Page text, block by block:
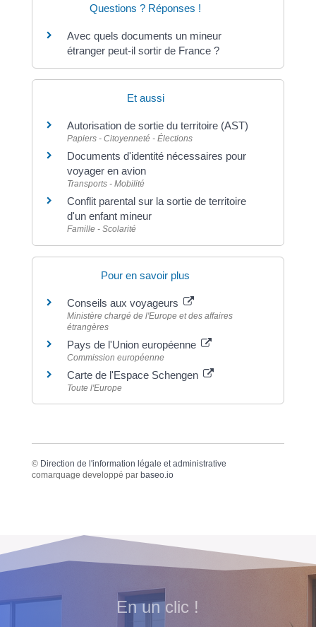
Questions ? Réponses !
Avec quels documents un mineur
étranger peut-il sortir de France ?
Et aussi
Autorisation de sortie du territoire (AST)
Papiers - Citoyenneté - Élections
Documents d'identité nécessaires pour
voyager en avion
Transports - Mobilité
Conflit parental sur la sortie de territoire
d'un enfant mineur
Famille - Scolarité
Pour en savoir plus
Conseils aux voyageurs
Ministère chargé de l'Europe et des affaires
étrangères
Pays de l'Union européenne
Commission européenne
Carte de l'Espace Schengen
Toute l'Europe
© Direction de l'information légale et administrative
comarquage developpé par baseo.io
En un clic !